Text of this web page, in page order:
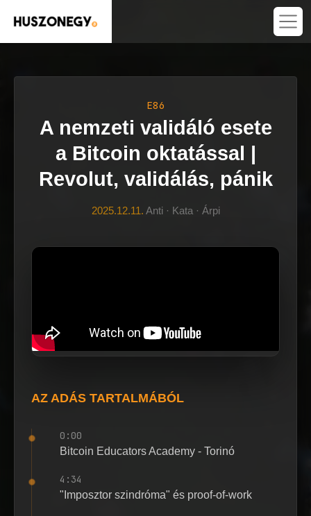
E86
A nemzeti validáló esete
a Bitcoin oktatással |
Revolut, validálás, pánik
2025.12.11. Anti · Kata · Árpi
AZ ADÁS TARTALMÁBÓL
0:00
Bitcoin Educators Academy - Torinó
4:34
"Imposztor szindróma" és proof-of-work